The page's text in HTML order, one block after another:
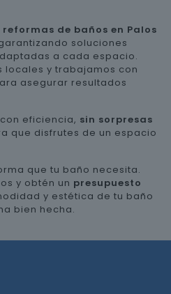
de baños en Palos
soluciones
a cada espacio.
locales y trabajamos con
asegurar resultados
eficiencia, sin sorpresas
que disfrutes de un espacio
que tu baño necesita.
y obtén un presupuesto
y estética de tu baño
bien hecha.